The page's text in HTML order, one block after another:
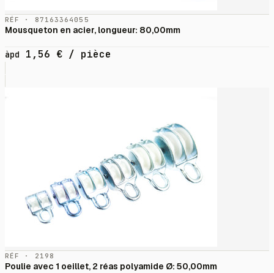
RÉF · 87163364055
Mousqueton en acier, longueur: 80,00mm
àpd 1,56 € / pièce
RÉF · 2198
Poulie avec 1 oeillet, 2 réas polyamide Ø: 50,00mm